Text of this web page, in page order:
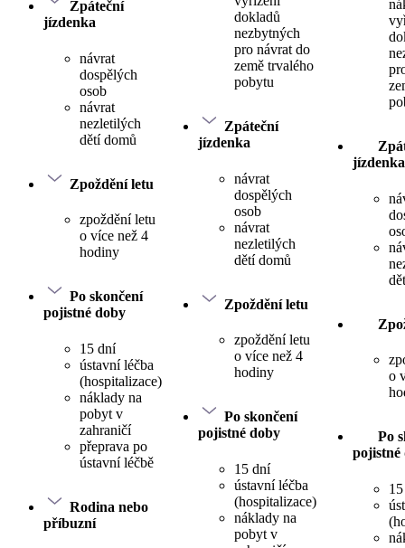
Zpáteční
jízdenka
návrat
dospělých
osob
návrat
nezletilých
dětí domů
Zpoždění letu
zpoždění letu
o více než 4
hodiny
Po skončení
pojistné doby
15 dní
ústavní léčba
(hospitalizace)
náklady na
pobyt v
zahraničí
přeprava po
ústavní léčbě
Rodina nebo
příbuzní
dokladů
nezbytných
pro návrat do
země trvalého
pobytu
Zpáteční
jízdenka
návrat
dospělých
osob
návrat
nezletilých
dětí domů
Zpoždění letu
zpoždění letu
o více než 4
hodiny
Po skončení
pojistné doby
15 dní
ústavní léčba
(hospitalizace)
náklady na
pobyt v
jízdenka
o
Po
pojistné